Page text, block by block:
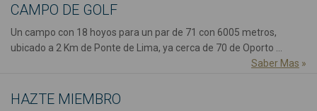
CAMPO DE GOLF
Un campo con 18 hoyos para un par de 71 con 6005 metros,
ubicado a 2 Km de Ponte de Lima, ya cerca de 70 de Oporto ...
Saber Mas »
HAZTE MIEMBRO